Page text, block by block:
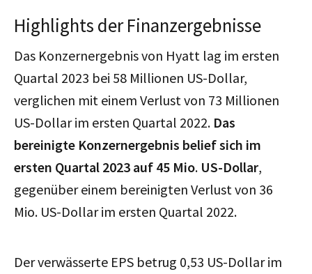
Highlights der Finanzergebnisse
Das Konzernergebnis von Hyatt lag im ersten
Quartal 2023 bei 58 Millionen US-Dollar,
verglichen mit einem Verlust von 73 Millionen
US-Dollar im ersten Quartal 2022. Das
bereinigte Konzernergebnis belief sich im
ersten Quartal 2023 auf 45 Mio. US-Dollar,
gegenüber einem bereinigten Verlust von 36
Mio. US-Dollar im ersten Quartal 2022.
Der verwässerte EPS betrug 0,53 US-Dollar im